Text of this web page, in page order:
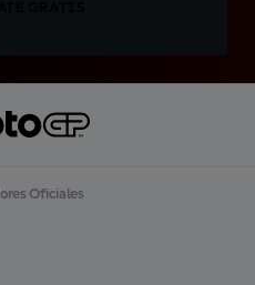
Oficiales